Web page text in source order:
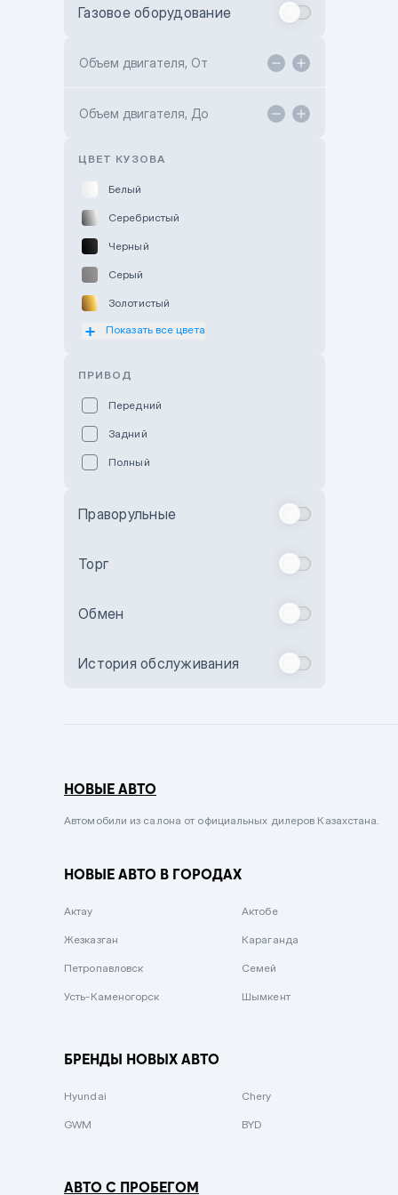
Toyota Kokshetau
Hyundai ShymCity
Газовое оборудование
Объем двигателя, От
Объем двигателя, До
ЦВЕТ КУЗОВА
Белый
Серебристый
Черный
Серый
Золотистый
Оранжевый
Бежевый
Комбинированный
Сиреневый металлик
Вишневый
Зеленый металлик
Показать все цвета
ПРИВОД
Передний
Задний
Полный
Праворульные
Торг
Обмен
История обслуживания
НОВЫЕ АВТО
Автомобили из салона от официальных дилеров Казахстана.
НОВЫЕ АВТО В ГОРОДАХ
Актау Актобе
Жезказган Караганда
Петропавловск Семей
Усть-Каменогорск Шымкент
БРЕНДЫ НОВЫХ АВТО
Hyundai Chery
GWM BYD
АВТО С ПРОБЕГОМ